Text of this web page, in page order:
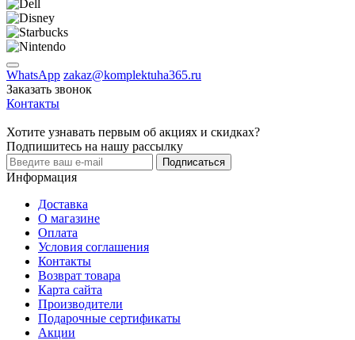
WhatsApp zakaz@komplektuha365.ru
Заказать звонок
Контакты
Хотите узнавать первым об акциях и скидках?
Подпишитесь на нашу рассылку
Подписаться
Информация
Доставка
О магазине
Оплата
Условия соглашения
Контакты
Возврат товара
Карта сайта
Производители
Подарочные сертификаты
Акции